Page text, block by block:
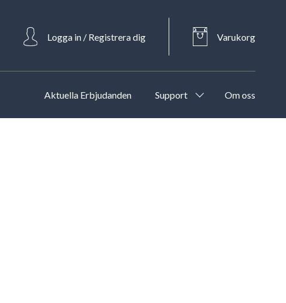
Logga in / Registrera dig Varukorg
Aktuella Erbjudanden Support Om oss